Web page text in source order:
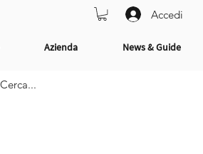
Accedi
Azienda News & Guide